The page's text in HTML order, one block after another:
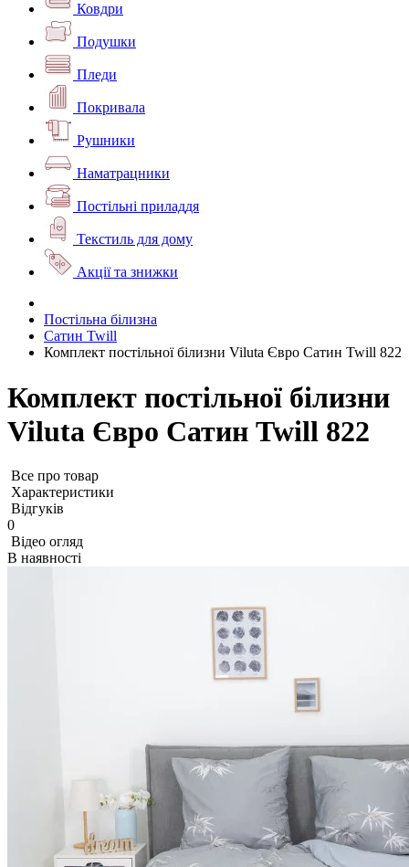
Ковдри
Подушки
Пледи
Покривала
Рушники
Наматрацники
Постільні приладдя
Текстиль для дому
Акції та знижки
Постільна білизна
Сатин Twill
Комплект постільної білизни Viluta Євро Сатин Twill 822
Комплект постільної білизни
Viluta Євро Сатин Twill 822
Все про товар
Характеристики
Відгуків
0
Відео огляд
В наявності